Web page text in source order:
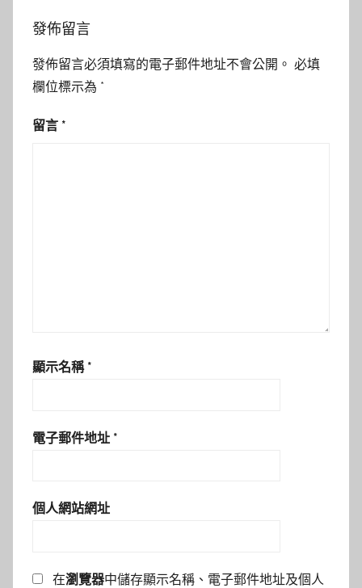
發佈留言
發佈留言必須填寫的電子郵件地址不會公開。 必填
欄位標示為 *
留言 *
顯示名稱 *
電子郵件地址 *
個人網站網址
在瀏覽器中儲存顯示名稱、電子郵件地址及個人